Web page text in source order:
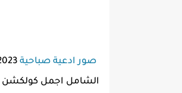
صور ادعية صباحية 2023 اجمل
الشامل اجمل كولكشن